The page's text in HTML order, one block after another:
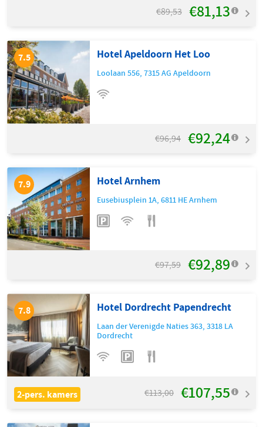
€89,53 €81,13
7.5 Hotel Apeldoorn Het Loo
Loolaan 556,7315 AG Apeldoorn
€96,94 €92,24
7.9 Hotel Arnhem
Eusebiusplein 1A,6811 HEArnhem
€97,59 €92,89
7.8 Hotel Dordrecht Papendrecht
Laan der Verenigde Naties 363,3318 LA
Dordrecht
2-pers. kamers €113,00 €107,55